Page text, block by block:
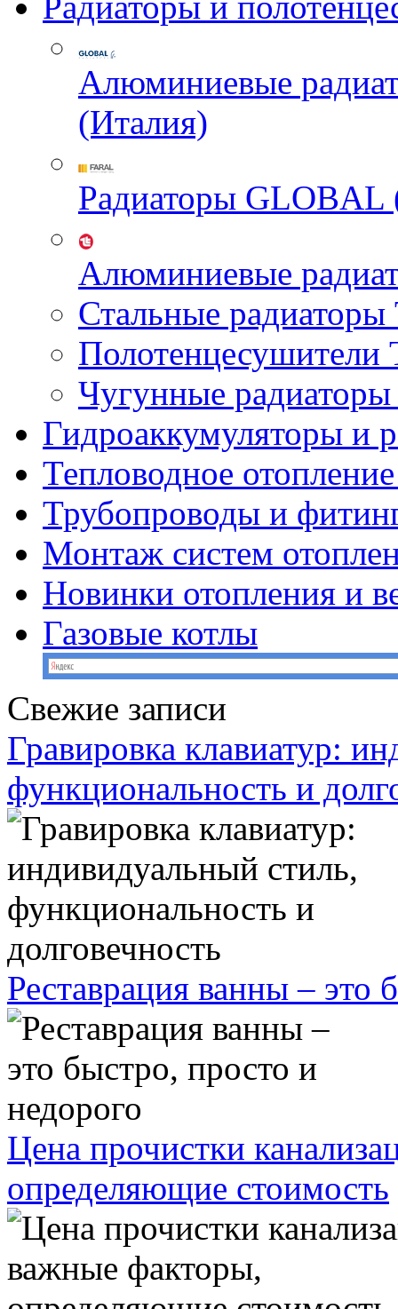
Алюминиевые
(Италия)
Радиаторы GLOBAL
Алюминиевые
Стальные
Чугунные
Гидроаккумуляторы и
Тепловодное
Трубопроводы и
Монтаж систем
Новинки отопления и
Газовые котлы
Свежие записи
Гравировка клавиатур:
функциональность и
Реставрация ванны – это
Цена прочистки
определяющие стоимость